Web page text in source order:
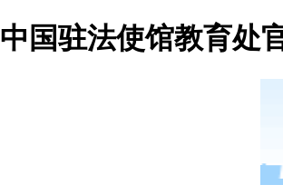
中国驻法使馆教育处